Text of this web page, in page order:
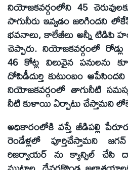
నియోజకవర్గంలోని 45
సాగునీరు ఇవ్వడం జరిగిందని
భవనాలు, కాలేజీలు అన్నీ టిడిపి
చెప్పారు. నియోజకవర్గంలో
46 కోట్ల విలువైన పనులను
దోపిడీదుర్తి కుటుంబం
నియోజకవర్గంలో తాగునీటి సమస్య
నీటి కుళాయి ఏర్పాటు చేస్తామని
అధికారంలోకి వస్తే జీడిపల్లి
రెండేళ్లలో పూర్తిచేస్తామని
రిజర్వాయర్ ను క్యాన్సిల్ చేసి